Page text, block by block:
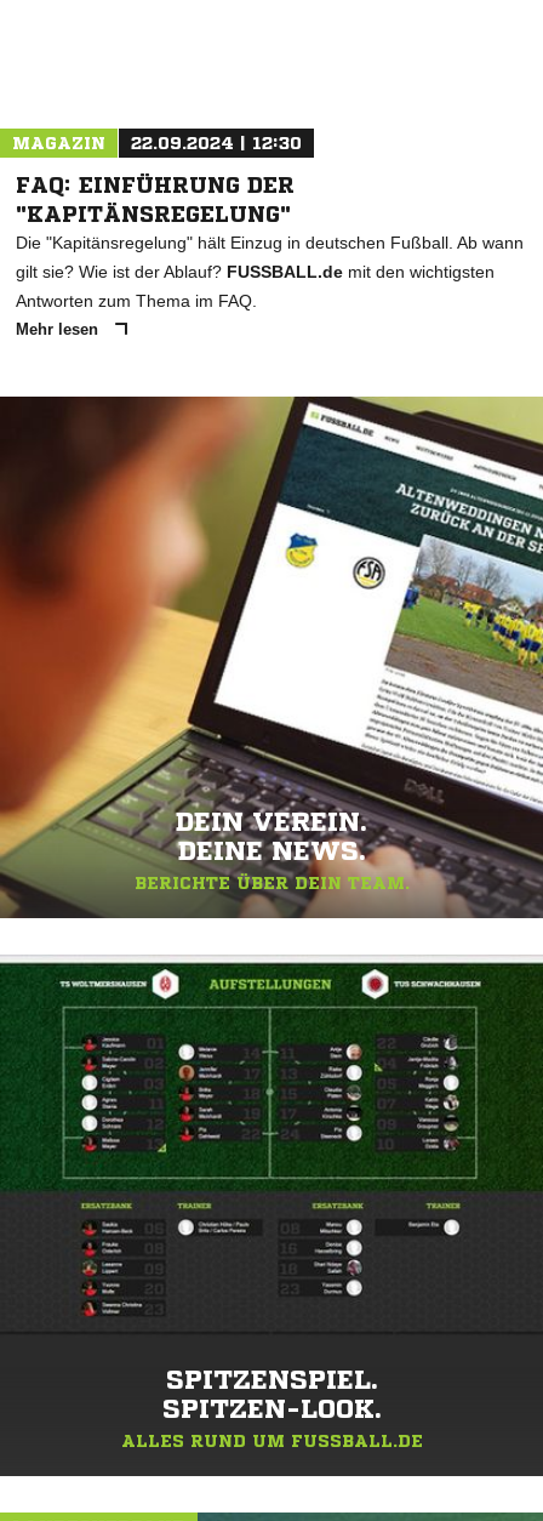
MAGAZIN 22.09.2024 | 12:30
FAQ: EINFÜHRUNG DER
"KAPITÄNSREGELUNG"
Die "Kapitänsregelung" hält Einzug in deutschen Fußball. Ab wann
gilt sie? Wie ist der Ablauf? FUSSBALL.de mit den wichtigsten
Antworten zum Thema im FAQ.
Mehr lesen
DEIN VEREIN.
DEINE NEWS.
BERICHTE ÜBER DEIN TEAM.
SPITZENSPIEL.
SPITZEN-LOOK.
ALLES RUND UM FUSSBALL.DE